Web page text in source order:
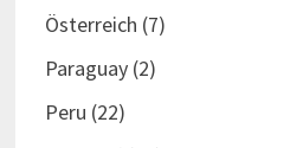
Österreich (7)
Paraguay(2)
Peru (22)